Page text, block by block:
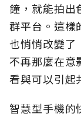
鐘，就能拍出
群平台。這樣
也悄悄改變了
不再那麼在意
看與可以引起
智慧型手機的